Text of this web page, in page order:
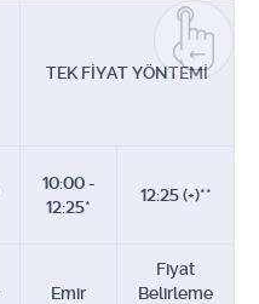
TEK FİYAT YÖNTEMİ
10:00 -
12:25*
12:25 (+)**
Emir
Fiyat
Belirleme